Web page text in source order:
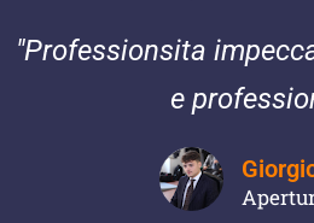
"Professionsita
e